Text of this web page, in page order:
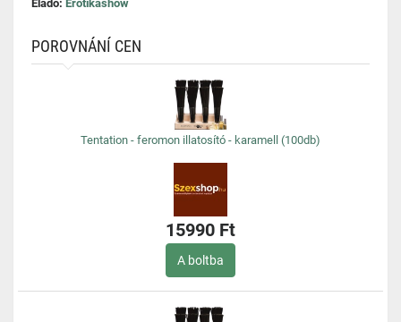
Eladó: Erotikashow
POROVNÁNÍ CEN
Tentation - feromon illatosító - karamell (100db)
15990 Ft
A boltba